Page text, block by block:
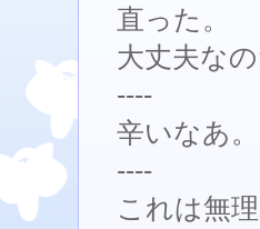
直った。
大丈夫な
----
辛いなあ。
----
これは無理